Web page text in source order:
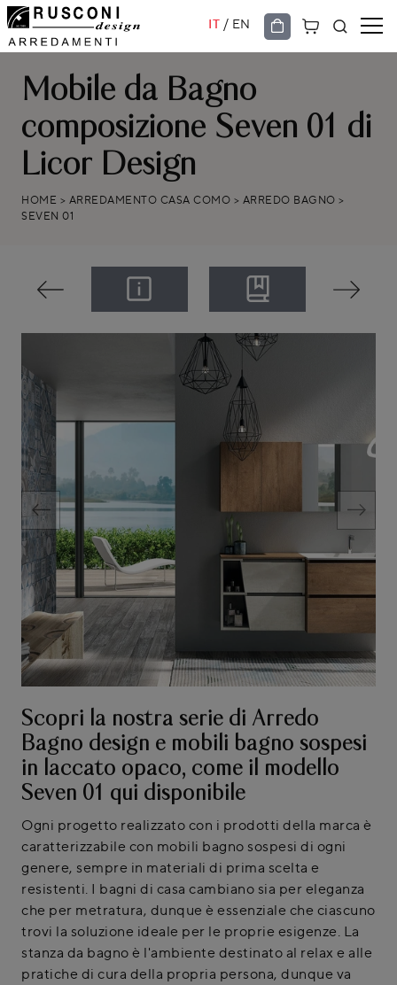
IT / EN
Mobile da Bagno
composizione Seven 01 di
Licor Design
HOME > ARREDAMENTO CASA COMO > ARREDO BAGNO >
SEVEN 01
Scopri la nostra serie di Arredo
Bagno design e mobili bagno sospesi
in laccato opaco, come il modello
Seven 01 qui disponibile
Ogni progetto realizzato con i prodotti della marca è
caratterizzabile con mobili bagno sospesi di ogni
genere, sempre in materiali di prima scelta e
resistenti. I bagni di casa cambiano sia per eleganza
che per metratura, dunque è essenziale che ciascuno
trovi la soluzione ideale per le proprie esigenze. La
stanza da bagno è l'ambiente destinato al relax e alle
pratiche di cura della propria persona, dunque va